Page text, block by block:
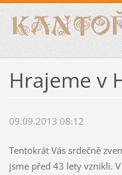
Hrajeme v
09.09.2013 08:12
Tentokrát Vás srdečně
jsme před 43 lety vznikli.